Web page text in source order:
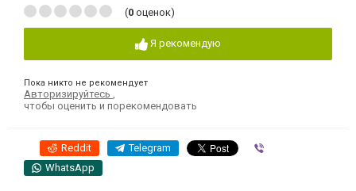
(0 оценок)
Я рекомендую
Пока никто не рекомендует
Авторизируйтесь
чтобы оценить и порекомендовать
Reddit Telegram
WhatsApp